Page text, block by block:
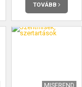
TOVÁBB
MISEREND